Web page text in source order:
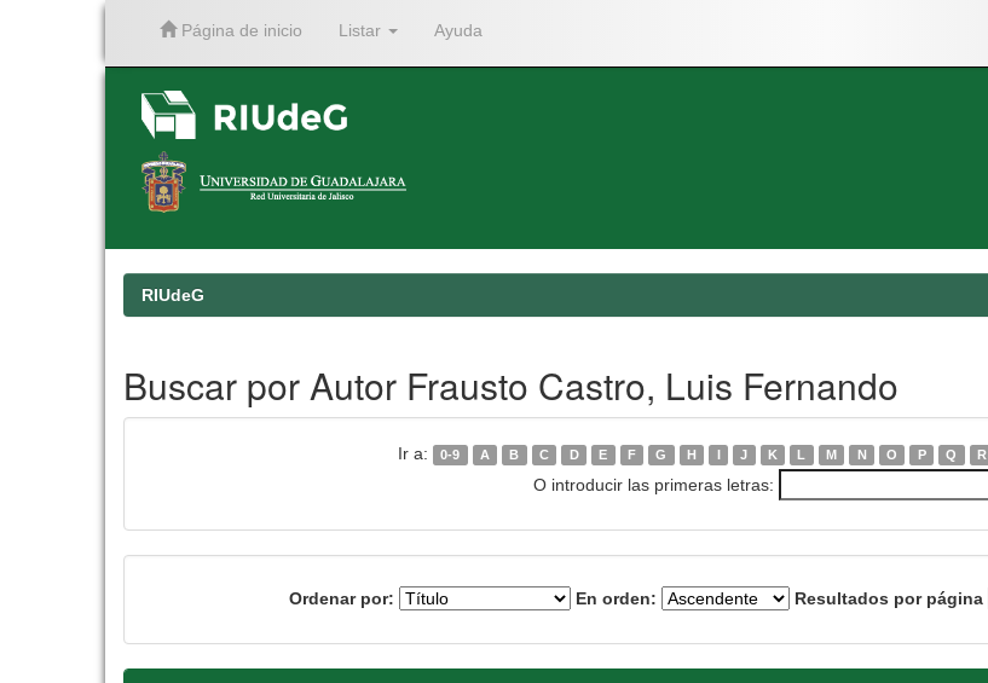
Página de inicio Listar Ayuda
RIUdeG
Buscar por Autor Frausto Castro, Luis Fernando
Ir a: 0-9 A B C D E F G H I J K L M N O P Q R
O introducir las primeras letras:
Ordenar por: En orden: Resultados por página